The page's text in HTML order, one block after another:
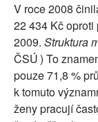
V roce 2008
22 434 Kč oproti
2009. Struktura
ČSÚ) To
pouze 71,8 %
k tomuto
ženy pracují